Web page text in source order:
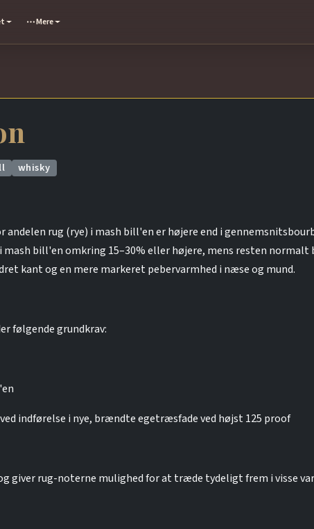
Mere
whisky
andelen rug (rye) i mash bill'en er højere end i
bill'en omkring 15–30% eller højere, mens resten
kant og en mere markeret pebervarmhed i næse og mund.
følgende grundkrav:
indførelse i nye, brændte egetræsfade ved højst 125 proof
giver rug-noterne mulighed for at træde tydeligt frem i visse